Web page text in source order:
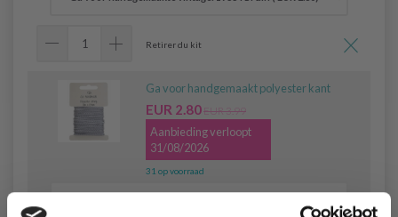
Retirer du kit
Ga voor handgemaakt polyester kant
EUR 2.80EUR 3.99
Aanbieding verloopt
31/08/2026
31 op voorraad